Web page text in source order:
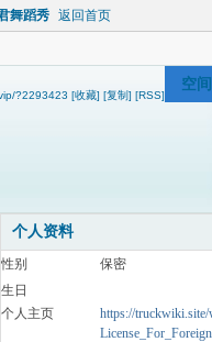
舞蹈秀 返回首页
?2293423 [收藏] [复制] [RSS]
空
个人资料
性别
保密
生日
个人主页
https://